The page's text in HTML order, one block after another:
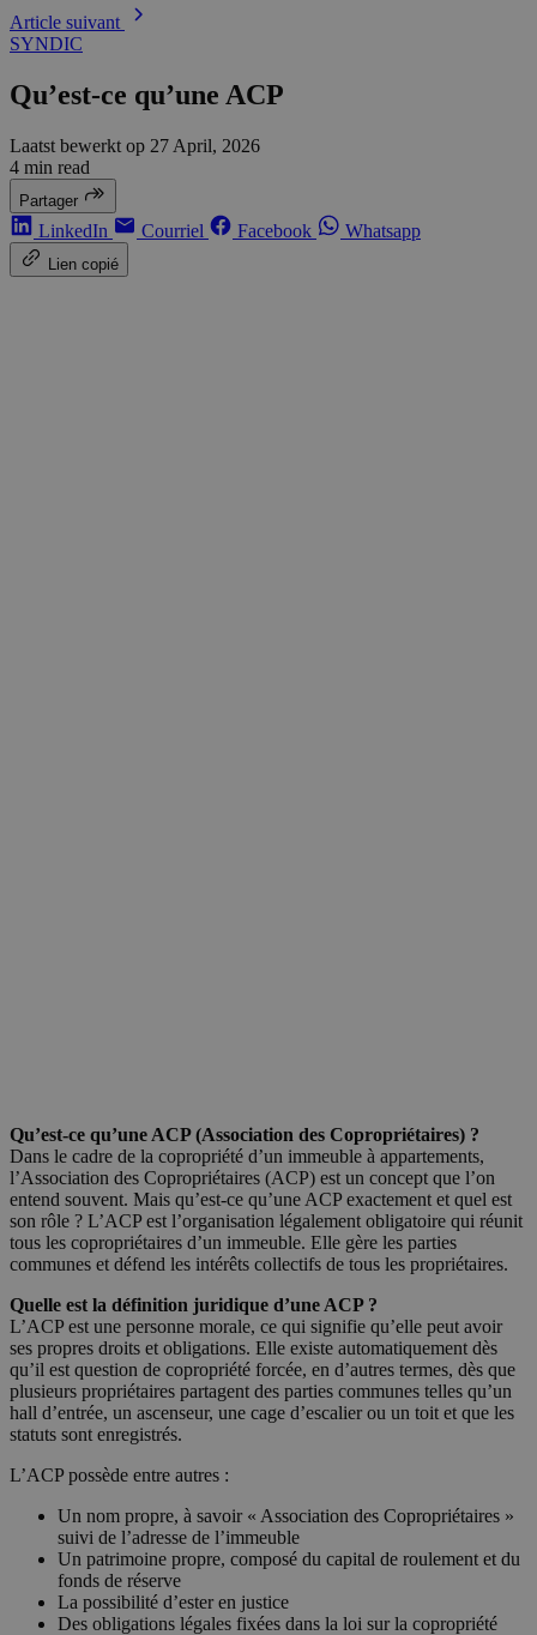
Article suivant
SYNDIC
Qu’est-ce qu’une ACP
Laatst bewerkt op 27 April, 2026
4 min read
Partager
LinkedIn Courriel Facebook Whatsapp
Lien copié
Qu’est-ce qu’une ACP (Association des Copropriétaires) ?
Dans le cadre de la copropriété d’un immeuble à appartements,
l’Association des Copropriétaires (ACP) est un concept que l’on
entend souvent. Mais qu’est-ce qu’une ACP exactement et quel est
son rôle ? L’ACP est l’organisation légalement obligatoire qui réunit
tous les copropriétaires d’un immeuble. Elle gère les parties
communes et défend les intérêts collectifs de tous les propriétaires.
Quelle est la définition juridique d’une ACP ?
L’ACP est une personne morale, ce qui signifie qu’elle peut avoir
ses propres droits et obligations. Elle existe automatiquement dès
qu’il est question de copropriété forcée, en d’autres termes, dès que
plusieurs propriétaires partagent des parties communes telles qu’un
hall d’entrée, un ascenseur, une cage d’escalier ou un toit et que les
statuts sont enregistrés.
L’ACP possède entre autres :
Un nom propre, à savoir « Association des Copropriétaires »
suivi de l’adresse de l’immeuble
Un patrimoine propre, composé du capital de roulement et du
fonds de réserve
La possibilité d’ester en justice
Des obligations légales fixées dans la loi sur la copropriété